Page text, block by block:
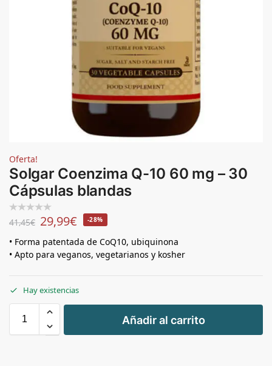
Oferta!
Solgar Coenzima Q-10 60 mg – 30
Cápsulas blandas
41,45€ 29,99€ -28%
• Forma patentada de CoQ10, ubiquinona
• Apto para veganos, vegetarianos y kosher
Hay existencias
+
-
Añadir al carrito